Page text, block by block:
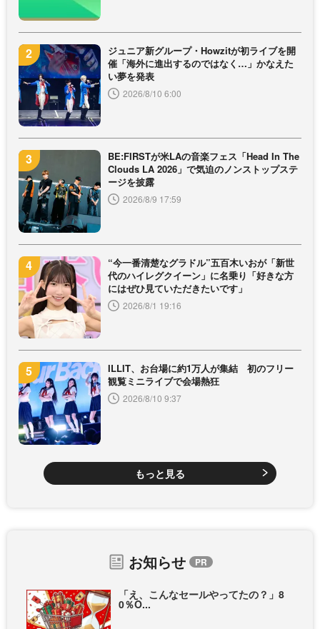
ジュニア新グループ・Howzitが初ライブを開
催「海外に進出するのではなく…」かなえた
い夢を発表
2026/8/10 6:00
BE:FIRSTが米LAの音楽フェス「Head In The
Clouds LA 2026」で気迫のノンストップステ
ージを披露
2026/8/9 17:59
“今一番清楚なグラドル”五百木いおが「新世
代のハイレグクイーン」に名乗り「好きな方
にはぜひ見ていただきたいです」
2026/8/1 19:16
ILLIT、お台場に約1万人が集結 初のフリー
観覧ミニライブで会場熱狂
2026/8/10 9:37
もっと見る
お知らせ
「え、こんなセールやってたの？」8
0％O...